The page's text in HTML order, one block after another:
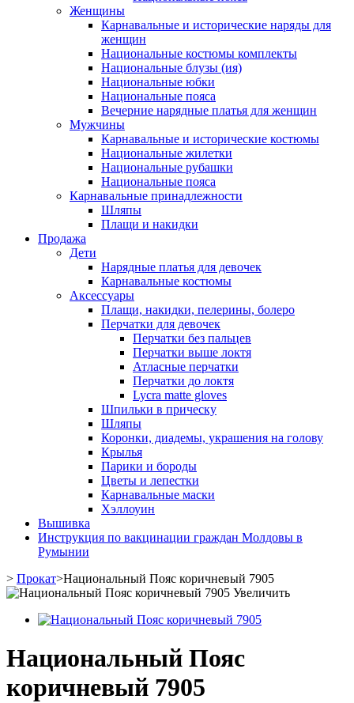
Женщины
Карнавальные и исторические наряды для
женщин
Национальные костюмы комплекты
Национальные блузы (ия)
Национальные юбки
Национальные пояса
Вечерние нарядные платья для женщин
Мужчины
Карнавальные и исторические костюмы
Национальные жилетки
Национальные рубашки
Национальные пояса
Карнавальные принадлежности
Шляпы
Плащи и накидки
Продажа
Дети
Нарядные платья для девочек
Карнавальные костюмы
Аксессуары
Плащи, накидки, пелерины, болеро
Перчатки для девочек
Перчатки без пальцев
Перчатки выше локтя
Атласные перчатки
Перчатки до локтя
Lycra matte gloves
Шпильки в прическу
Шляпы
Коронки, диадемы, украшения на голову
Крылья
Парики и бороды
Цветы и лепестки
Карнавальные маски
Хэллоуин
Вышивка
Инструкция по вакцинации граждан Молдовы в
Румынии
> Прокат>Национальный Пояс коричневый 7905
Увеличить
Национальный Пояс
коричневый 7905